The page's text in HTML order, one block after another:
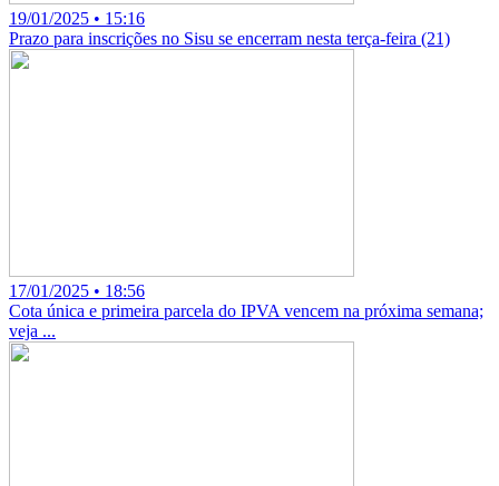
19/01/2025 • 15:16
Prazo para inscrições no Sisu se encerram nesta terça-feira (21)
17/01/2025 • 18:56
Cota única e primeira parcela do IPVA vencem na próxima semana;
veja ...